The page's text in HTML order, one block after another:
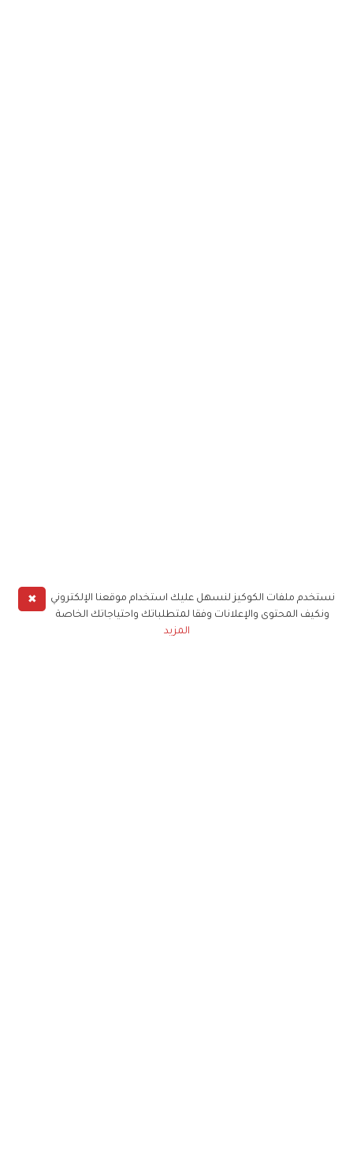
✖
نستخدم ملفات الكوكيز لنسهل عليك استخدام موقعنا الإلكتروني
ونكيف المحتوى والإعلانات وفقا لمتطلباتك واحتياجاتك الخاصة
المزيد